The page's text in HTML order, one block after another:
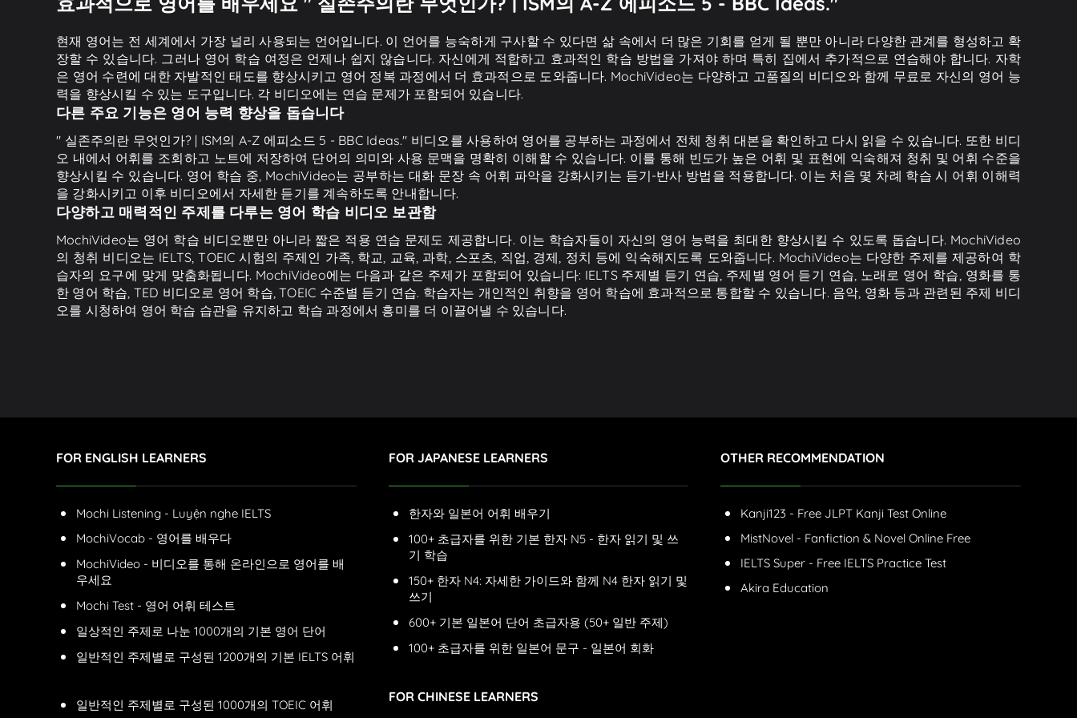
현재 영어는 전 세계에서 가장 널리 사용되는 언어입니다. 이 언어를 능숙하게 구사할 수 있다면 삶 속에서 더 많은 기회를 얻게 될 뿐만 아니라 다양한 관계를 형성하고 확
장할 수 있습니다. 그러나 영어 학습 여정은 언제나 쉽지 않습니다. 자신에게 적합하고 효과적인 학습 방법을 가져야 하며 특히 집에서 추가적으로 연습해야 합니다. 자학
은 영어 수련에 대한 자발적인 태도를 향상시키고 영어 정복 과정에서 더 효과적으로 도와줍니다. MochiVideo는 다양하고 고품질의 비디오와 함께 무료로 자신의 영어 능
력을 향상시킬 수 있는 도구입니다. 각 비디오에는 연습 문제가 포함되어 있습니다.
다른 주요 기능은 영어 능력 향상을 돕습니다
" 실존주의란 무엇인가? | ISM의 A-Z 에피소드 5 - BBC Ideas." 비디오를 사용하여 영어를 공부하는 과정에서 전체 청취 대본을 확인하고 다시 읽을 수 있습니다. 또한 비디
오 내에서 어휘를 조회하고 노트에 저장하여 단어의 의미와 사용 문맥을 명확히 이해할 수 있습니다. 이를 통해 빈도가 높은 어휘 및 표현에 익숙해져 청취 및 어휘 수준을
향상시킬 수 있습니다. 영어 학습 중, MochiVideo는 공부하는 대화 문장 속 어휘 파악을 강화시키는 듣기-반사 방법을 적용합니다. 이는 처음 몇 차례 학습 시 어휘 이해력
을 강화시키고 이후 비디오에서 자세한 듣기를 계속하도록 안내합니다.
다양하고 매력적인 주제를 다루는 영어 학습 비디오 보관함
MochiVideo는 영어 학습 비디오뿐만 아니라 짧은 적용 연습 문제도 제공합니다. 이는 학습자들이 자신의 영어 능력을 최대한 향상시킬 수 있도록 돕습니다. MochiVideo
의 청취 비디오는 IELTS, TOEIC 시험의 주제인 가족, 학교, 교육, 과학, 스포츠, 직업, 경제, 정치 등에 익숙해지도록 도와줍니다. MochiVideo는 다양한 주제를 제공하여 학
습자의 요구에 맞게 맞춤화됩니다. MochiVideo에는 다음과 같은 주제가 포함되어 있습니다: IELTS 주제별 듣기 연습, 주제별 영어 듣기 연습, 노래로 영어 학습, 영화를 통
한 영어 학습, TED 비디오로 영어 학습, TOEIC 수준별 듣기 연습. 학습자는 개인적인 취향을 영어 학습에 효과적으로 통합할 수 있습니다. 음악, 영화 등과 관련된 주제 비디
오를 시청하여 영어 학습 습관을 유지하고 학습 과정에서 흥미를 더 이끌어낼 수 있습니다.
FOR ENGLISH LEARNERS
Mochi Listening - Luyện nghe IELTS
MochiVocab - 영어를 배우다
MochiVideo - 비디오를 통해 온라인으로 영어를 배
우세요
Mochi Test - 영어 어휘 테스트
일상적인 주제로 나눈 1000개의 기본 영어 단어
일반적인 주제별로 구성된 1200개의 기본 IELTS 어휘
일반적인 주제별로 구성된 1000개의 TOEIC 어휘
FOR JAPANESE LEARNERS
한자와 일본어 어휘 배우기
100+ 초급자를 위한 기본 한자 N5 - 한자 읽기 및 쓰
기 학습
150+ 한자 N4: 자세한 가이드와 함께 N4 한자 읽기 및
쓰기
600+ 기본 일본어 단어 초급자용 (50+ 일반 주제)
100+ 초급자를 위한 일본어 문구 - 일본어 회화
FOR CHINESE LEARNERS
OTHER RECOMMENDATION
Kanji123 - Free JLPT Kanji Test Online
MistNovel - Fanfiction & Novel Online Free
IELTS Super - Free IELTS Practice Test
Akira Education